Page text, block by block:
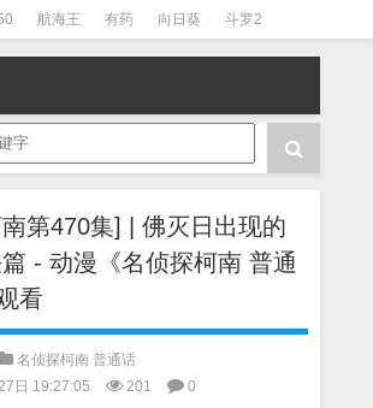
航海王 有药 向日葵 斗罗2
一拳超人 柯南 阴阳师 节目清单
第470集] | 佛灭日出现的
- 动漫《名侦探柯南 普通
看
名侦探柯南 普通话
日 19:27:05
201 0